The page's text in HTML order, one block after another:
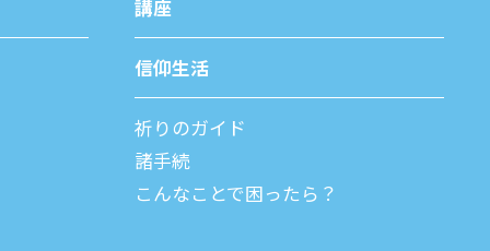
講座
信仰⽣活
祈りのガイド
諸⼿続
こんなことで困ったら？